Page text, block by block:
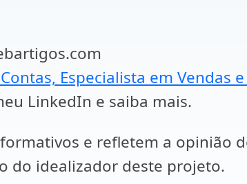
Especialista em Vendas
LinkedIn e saiba mais.
e refletem a opinião
do idealizador deste projeto.